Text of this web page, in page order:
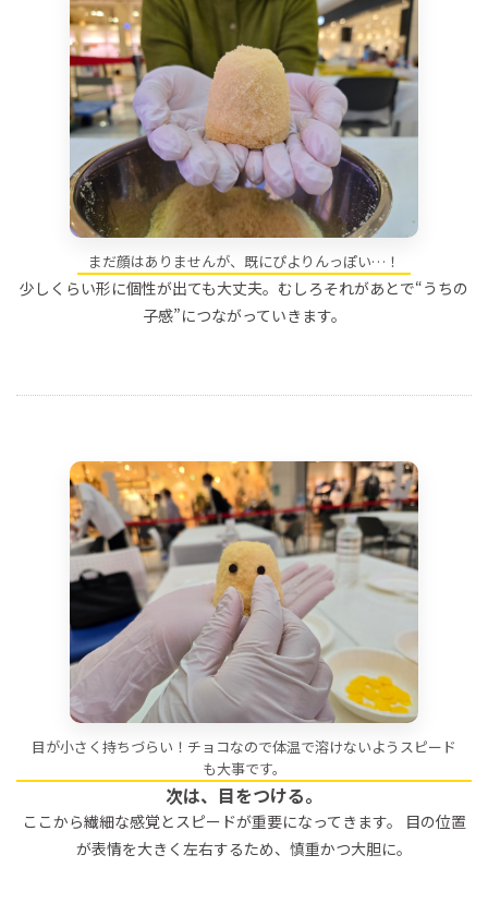
まだ顔はありませんが、既にぴよりんっぽい…！
少しくらい形に個性が出ても大丈夫。むしろそれがあとで“うちの
子感”につながっていきます。
目が小さく持ちづらい！チョコなので体温で溶けないようスピード
も大事です。
次は、目をつける。
ここから繊細な感覚とスピードが重要になってきます。 目の位置
が表情を大きく左右するため、慎重かつ大胆に。